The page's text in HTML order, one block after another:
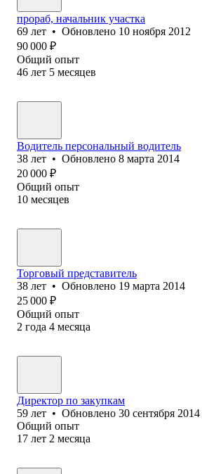
прораб, начальник участка
69 лет • Обновлено 10 ноября 2012
90 000 ₽
Общий опыт
46 лет 5 месяцев
Водитель персональный водитель
38 лет • Обновлено 8 марта 2014
20 000 ₽
Общий опыт
10 месяцев
Торговый представитель
38 лет • Обновлено 19 марта 2014
25 000 ₽
Общий опыт
2 года 4 месяца
Директор по закупкам
59 лет • Обновлено 30 сентября 2014
Общий опыт
17 лет 2 месяца